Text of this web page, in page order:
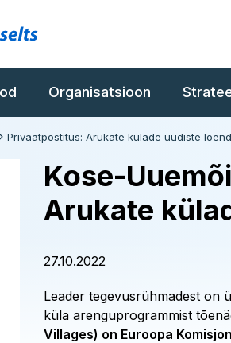
Organisatsioon
Privaatpostitus: Arukate külade uudiste loend
Kose-
Arukate
27.10.2022
Leader tegevusrühmadest on
küla arenguprogrammist
Villages) on Euroopa